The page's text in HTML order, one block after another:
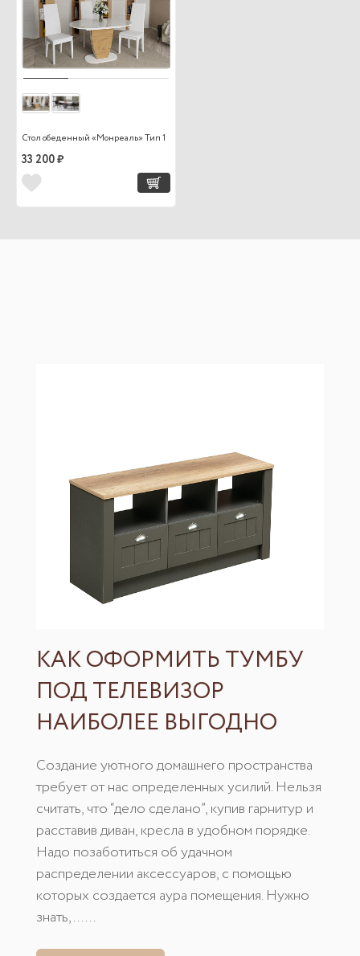
Стол обеденный «Монреаль» Тип 1
33 200 ₽
ЧЕМ УКРАСИТЬ И ЧТО
ПОСТАВИТЬ НА НОВУЮ
ТУМБУ ПОД ТЕЛЕВИЗОР
Обычно люди располагают TV в зоне,
обустроенной для отдыха, релакса, встреч с
друзьями. Но это место нуждается в должном
оформлении. Вполне закономерно возникает
вопрос — что поставить на тумбу под
телевизор для создания уютной атмосферы.
Интересные идеи можно почерпнуть,
пролистывая катало......